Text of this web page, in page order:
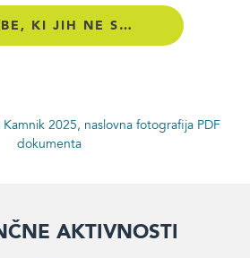
ZGODBE, KI JIH NE SMETE ZAMUDITI
aktivnosti